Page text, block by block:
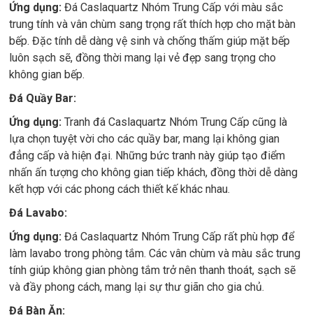
Ứng dụng: Đá Caslaquartz Nhóm Trung Cấp với màu sắc
trung tính và vân chùm sang trọng rất thích hợp cho mặt bàn
bếp. Đặc tính dễ dàng vệ sinh và chống thấm giúp mặt bếp
luôn sạch sẽ, đồng thời mang lại vẻ đẹp sang trọng cho
không gian bếp.
Đá Quầy Bar:
Ứng dụng: Tranh đá Caslaquartz Nhóm Trung Cấp cũng là
lựa chọn tuyệt vời cho các quầy bar, mang lại không gian
đẳng cấp và hiện đại. Những bức tranh này giúp tạo điểm
nhấn ấn tượng cho không gian tiếp khách, đồng thời dễ dàng
kết hợp với các phong cách thiết kế khác nhau.
Đá Lavabo:
Ứng dụng: Đá Caslaquartz Nhóm Trung Cấp rất phù hợp để
làm lavabo trong phòng tắm. Các vân chùm và màu sắc trung
tính giúp không gian phòng tắm trở nên thanh thoát, sạch sẽ
và đầy phong cách, mang lại sự thư giãn cho gia chủ.
Đá Bàn Ăn: